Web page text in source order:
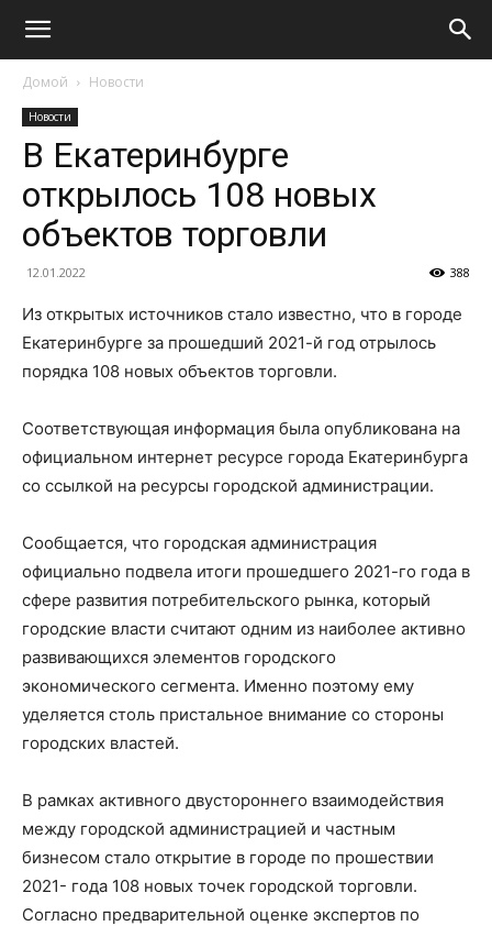
Домой Новости
Новости
В Екатеринбурге
открылось 108 новых
объектов торговли
12.01.2022 388
Из открытых источников стало известно, что в городе
Екатеринбурге за прошедший 2021-й год отрылось
порядка 108 новых объектов торговли.
Соответствующая информация была опубликована на
официальном интернет ресурсе города Екатеринбурга
со ссылкой на ресурсы городской администрации.
Сообщается, что городская администрация
официально подвела итоги прошедшего 2021-го года в
сфере развития потребительского рынка, который
городские власти считают одним из наиболее активно
развивающихся элементов городского
экономического сегмента. Именно поэтому ему
уделяется столь пристальное внимание со стороны
городских властей.
В рамках активного двустороннего взаимодействия
между городской администрацией и частным
бизнесом стало открытие в городе по прошествии
2021- года 108 новых точек городской торговли.
Согласно предварительной оценке экспертов по